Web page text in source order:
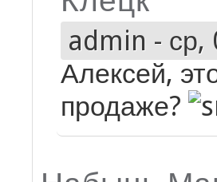
admin - ср,
Алексей,
продаже?